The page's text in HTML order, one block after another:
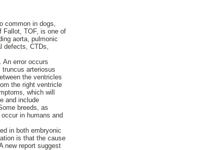
common in dogs,
Fallot, TOF, is one of
aorta, pulmonic
defects, CTDs,
An error occurs
arteriosus
the ventricles
the right ventricle
which will
and include
breeds, as
in humans and
in both embryonic
is that the cause
new report suggest